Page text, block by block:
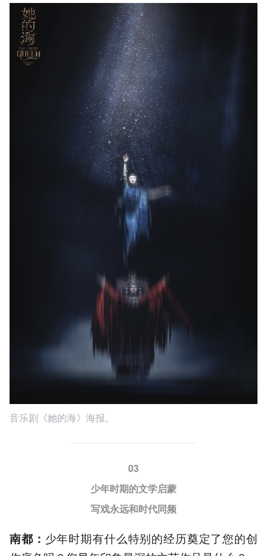
音乐剧《她的海》海报。
03
少年时期的文学启蒙
写戏永远和时代同频
南都 ： 少年时期有什么特别的经历奠定了您的创